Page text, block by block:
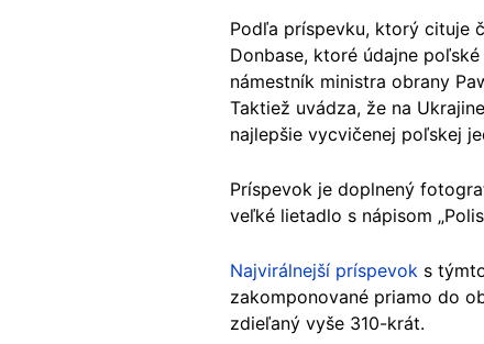
Podľa príspevku, ktorý cituje
Donbase, ktoré údajne
námestník ministra obrany
Taktiež uvádza, že na
najlepšie vycvičenej poľskej
Príspevok je doplnený
veľké lietadlo s nápisom
Najvirálnejší príspevok s
zakomponované priamo do
zdieľaný vyše 310-krát.